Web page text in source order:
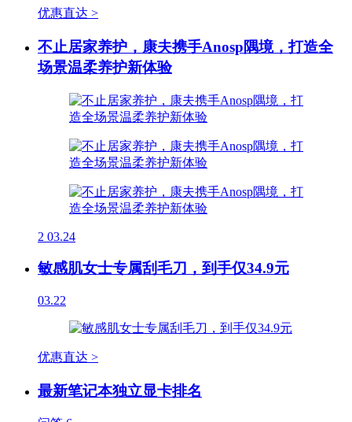
优惠直达 >
不止居家养护，康夫携手Anosp隅境，打造全
场景温柔养护新体验
2 03.24
敏感肌女士专属刮毛刀，到手仅34.9元
03.22
优惠直达 >
最新笔记本独立显卡排名